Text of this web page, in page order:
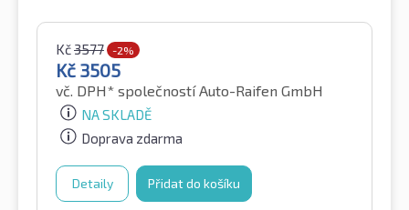
Kč3577 -2%
Kč 3505
vč. DPH* společností Auto-Raifen GmbH
NA SKLADĚ
Doprava zdarma
Detaily Přidat do košíku